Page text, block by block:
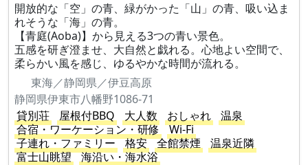
開放的な「空」の青、緑がかった「山」の青、吸い込ま
れそうな「海」の青。
【青庭(Aoba)】から見える3つの青い景色。
五感を研ぎ澄ませ、大自然と戯れる。心地よい空間で、
柔らかい風を感じ、ゆるやかな時間が流れる。
東海／静岡県／伊豆高原
静岡県伊東市八幡野1086-71
貸別荘
屋根付BBQ 大人数 おしゃれ
温泉
合宿・ワーケーション・研修
Wi-Fi
子連れ・ファミリー
格安 全館禁煙
温泉近隣
富士山眺望
海沿い・海水浴